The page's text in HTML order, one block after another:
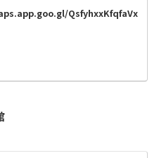
QsfyhxxKfqfaVx